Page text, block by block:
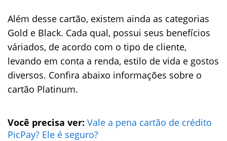
Além desse cartão, existem ainda as categorias
Gold e Black. Cada qual, possui seus benefícios
váriados, de acordo com o tipo de cliente,
levando em conta a renda, estilo de vida e gostos
diversos. Confira abaixo informações sobre o
cartão Platinum.
Você precisa ver: Vale a pena cartão de crédito
PicPay? Ele é seguro?